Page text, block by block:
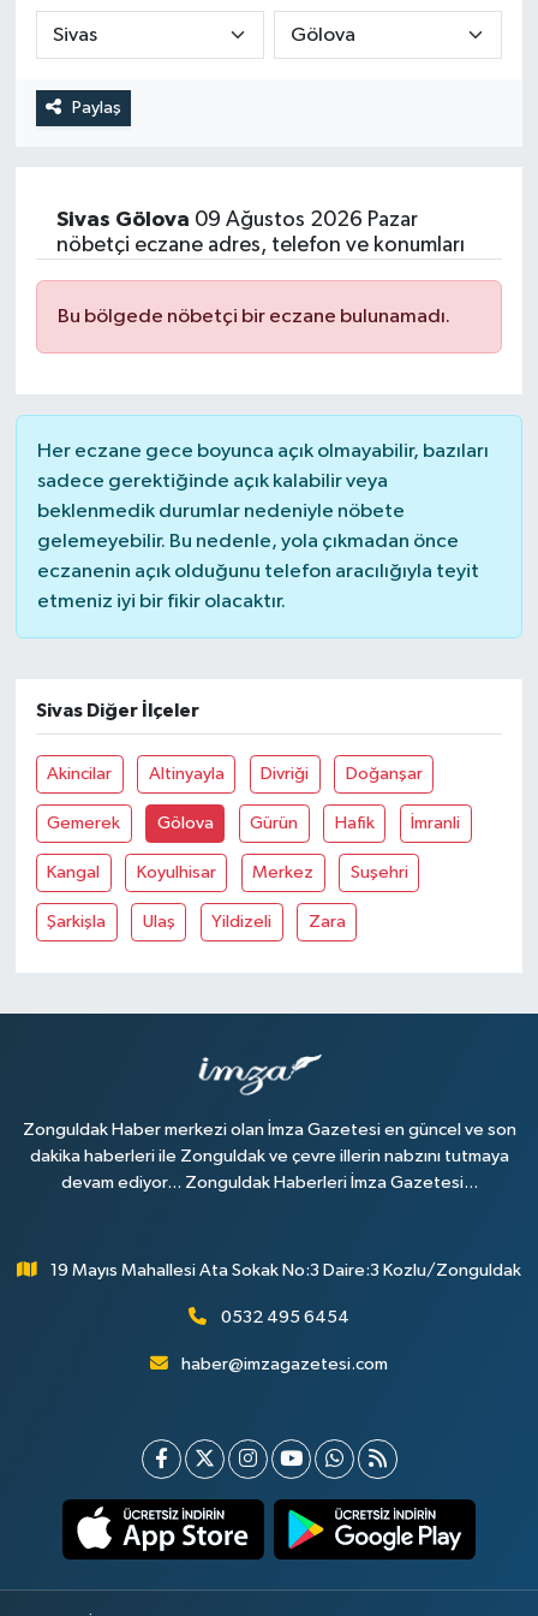
Paylaş
Sivas Gölova 09 Ağustos 2026 Pazar
nöbetçi eczane adres, telefon ve konumları
Bu bölgede nöbetçi bir eczane bulunamadı.
Her eczane gece boyunca açık olmayabilir, bazıları
sadece gerektiğinde açık kalabilir veya
beklenmedik durumlar nedeniyle nöbete
gelemeyebilir. Bu nedenle, yola çıkmadan önce
eczanenin açık olduğunu telefon aracılığıyla teyit
etmeniz iyi bir fikir olacaktır.
Sivas Diğer İlçeler
Akincilar Altinyayla Divriği Doğanşar
Gemerek Gölova Gürün Hafik İmranli
Kangal Koyulhisar Merkez Suşehri
Şarkişla Ulaş Yildizeli Zara
Zonguldak Haber merkezi olan İmza Gazetesi en güncel ve son
dakika haberleri ile Zonguldak ve çevre illerin nabzını tutmaya
devam ediyor... Zonguldak Haberleri İmza Gazetesi...
19 Mayıs Mahallesi Ata Sokak No:3 Daire:3 Kozlu/Zonguldak
0532 495 6454
haber@imzagazetesi.com
DEVREK
DÜZCE
GÖKÇEBEY
KARABÜK
KASTAMONU